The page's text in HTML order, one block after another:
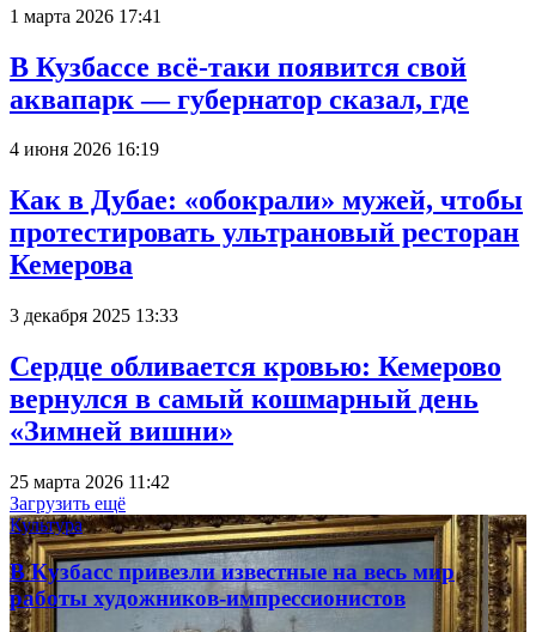
1 марта 2026 17:41
В Кузбассе всё-таки появится свой
аквапарк — губернатор сказал, где
4 июня 2026 16:19
Как в Дубае: «обокрали» мужей, чтобы
протестировать ультрановый ресторан
Кемерова
3 декабря 2025 13:33
Сердце обливается кровью: Кемерово
вернулся в самый кошмарный день
«Зимней вишни»
25 марта 2026 11:42
Загрузить ещё
Культура
В Кузбасс привезли известные на весь мир
работы художников-импрессионистов